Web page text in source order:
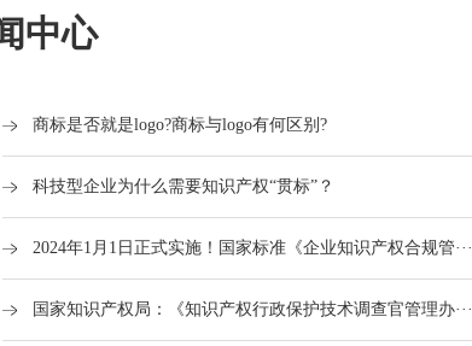
中心
商标是否就是logo?商标与logo有何区别?
科技型企业为什么需要知识产权“贯标”？
2024年1月1日正式实施！国家标准《企业知识产权合规管···
国家知识产权局：《知识产权行政保护技术调查官管理办···